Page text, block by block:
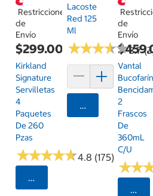
Restricciones
de
Envío
$299.00
Kirkland
Signature
Servilletas
4
Paquetes
De 260
Pzas
★★★★★
★★★★★4.8 (175)
Seleccionar Código Postal
Lacoste
Red 125
Ml
★★★★★
★★★★★3.7
Agregar
de
Envío
Vantal
2
Frascos
De
360mL
C/u
★★
★★